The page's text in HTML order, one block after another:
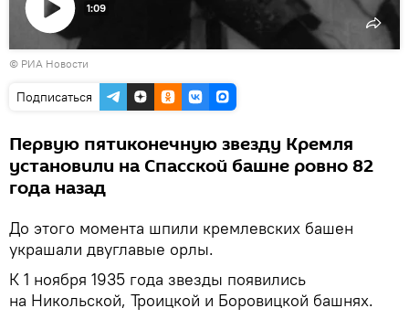
Воспроизвести
видео
1:09
© РИА Новости
Подписаться
Первую пятиконечную звезду Кремля
установили на Спасской башне ровно 82
года назад
До этого момента шпили кремлевских башен
украшали двуглавые орлы.
К 1 ноября 1935 года звезды появились
на Никольской, Троицкой и Боровицкой башнях.